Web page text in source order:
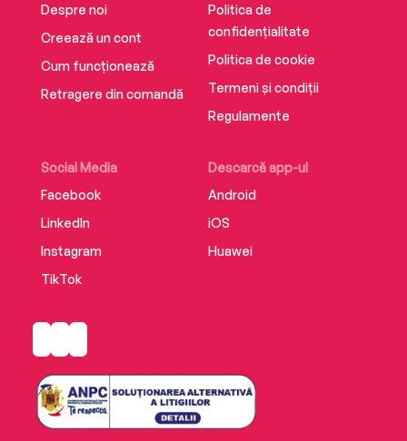
Despre noi
Creează un cont
Cum funcționează
Retragere din comandă
Social Media
Facebook
LinkedIn
Instagram
TikTok
Descarcă app-ul
Android
iOS
Huawei
Politica de
confidențialitate
Politica de cookie
Termeni și condiții
Regulamente